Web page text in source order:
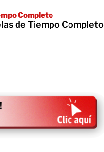
Completo
de Tiempo Completo